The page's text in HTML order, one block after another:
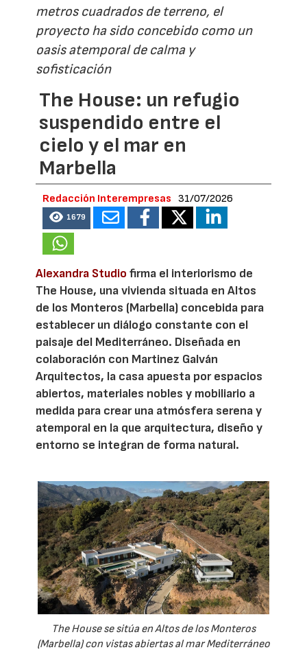
metros cuadrados de terreno, el
proyecto ha sido concebido como un
oasis atemporal de calma y
sofisticación
The House: un refugio
suspendido entre el
cielo y el mar en
Marbella
Redacción Interempresas 31/07/2026
1679
Alexandra Studio firma el interiorismo de
The House, una vivienda situada en Altos
de los Monteros (Marbella) concebida para
establecer un diálogo constante con el
paisaje del Mediterráneo. Diseñada en
colaboración con Martinez Galván
Arquitectos, la casa apuesta por espacios
abiertos, materiales nobles y mobiliario a
medida para crear una atmósfera serena y
atemporal en la que arquitectura, diseño y
entorno se integran de forma natural.
The House se sitúa en Altos de los Monteros
(Marbella) con vistas abiertas al mar Mediterráneo